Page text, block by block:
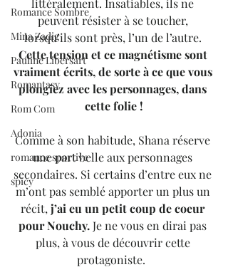
Romance Sombre
Mina Zadig
Pauline Libersart
Romantasy
Rom Com
Adonia
romance sportive
spicy
littéralement. Insatiables, ils ne
peuvent résister à se toucher,
lorsqu’ils sont près, l’un de l’autre.
Cette tension et ce magnétisme sont
vraiment écrits, de sorte à ce que vous
plongiez avec les personnages, dans
cette folie !
Comme à son habitude, Shana réserve
une part belle aux personnages
secondaires. Si certains d’entre eux ne
m’ont pas semblé apporter un plus un
récit, j’ai eu un petit coup de coeur
pour Nouchy. Je ne vous en dirai pas
plus, à vous de découvrir cette
protagoniste.